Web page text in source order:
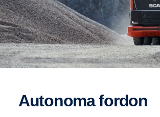
Autonoma fordon